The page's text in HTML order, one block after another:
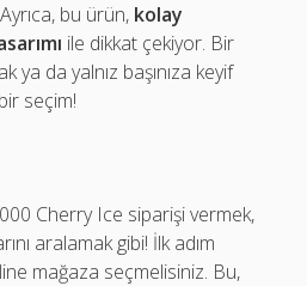
bu ürün, kolay
ile dikkat çekiyor. Bir
ya da yalnız başınıza keyif
seçim!
Cherry Ice siparişi vermek,
aralamak gibi! İlk adım
mağaza seçmelisiniz. Bu,